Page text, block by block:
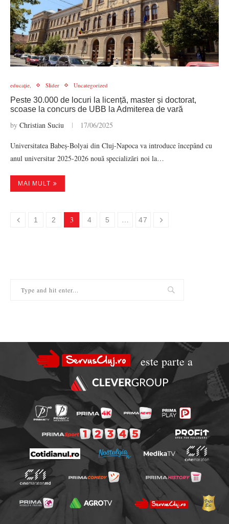
educație, Slider Uncategorized
Peste 30.000 de locuri la licență, master și doctorat,
scoase la concurs de UBB la Admiterea de vară
by Christian Suciu 17/06/2025
Universitatea Babeș-Bolyai din Cluj-Napoca va introduce începând cu
anul universitar 2025-2026 nouă specializări noi la…
MAI MULT
1 2 3 4 5 … 47
este parte a